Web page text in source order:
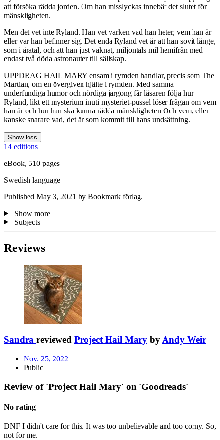
att försöka rädda jorden. Om han misslyckas innebär det slutet för
mänskligheten.
Men det vet inte Ryland. Han vet varken vad han heter, vem han är
eller var han befinner sig. Det enda Ryland vet är att han sovit länge,
som i åratal, och att han just vaknat, miljontals mil hemifrån med
endast två döda astronauter till sällskap.
UPPDRAG HAIL MARY ensam i rymden handlar, precis som The
Martian, om en övergiven hjälte i rymden. Med samma
underfundiga humor och nördiga jargong får läsaren följa hur
Ryland, likt ett mysterium inuti mysteriet-pussel löser frågan om vem
han är och hur han ska kunna rädda mänskligheten Och vem, eller
kanske snarare vad, det är som kommit till hans undsättning.
Show less
14 editions
eBook, 510 pages
Swedish language
Published May 3, 2021 by Bookmark förlag.
Show more
Subjects
Reviews
Sandra reviewed Project Hail Mary byAndy Weir
Nov. 25, 2022
Public
Review of 'Project Hail Mary' on 'Goodreads'
No rating
DNF I didn't care for this. It was too unbelievable and too corny. So,
not for me.